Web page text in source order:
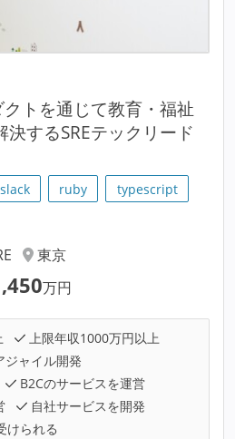
クトを通じて教育・福祉
するSREテックリード
slack ruby
typescript
東京
万円
上限年収1000万円以上
ジャイル開発
B2Cのサービスを運営
自社サービスを開発
けられる